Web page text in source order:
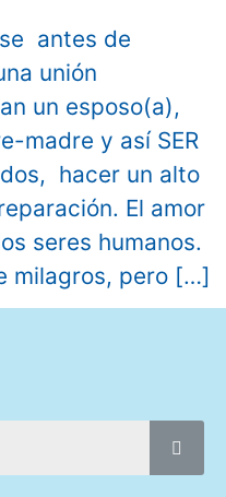
antes de
unión
un esposo(a),
madre y así SER
hacer un alto
El amor
seres humanos.
milagros, pero […]